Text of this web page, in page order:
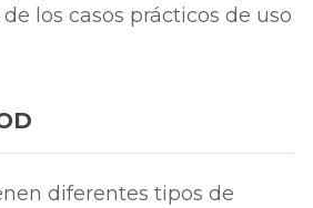
los casos prácticos de uso
diferentes tipos de